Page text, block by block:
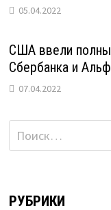
05.04.2022
США ввели
Сбербанка и
07.04.2022
Найти:
РУБРИКИ